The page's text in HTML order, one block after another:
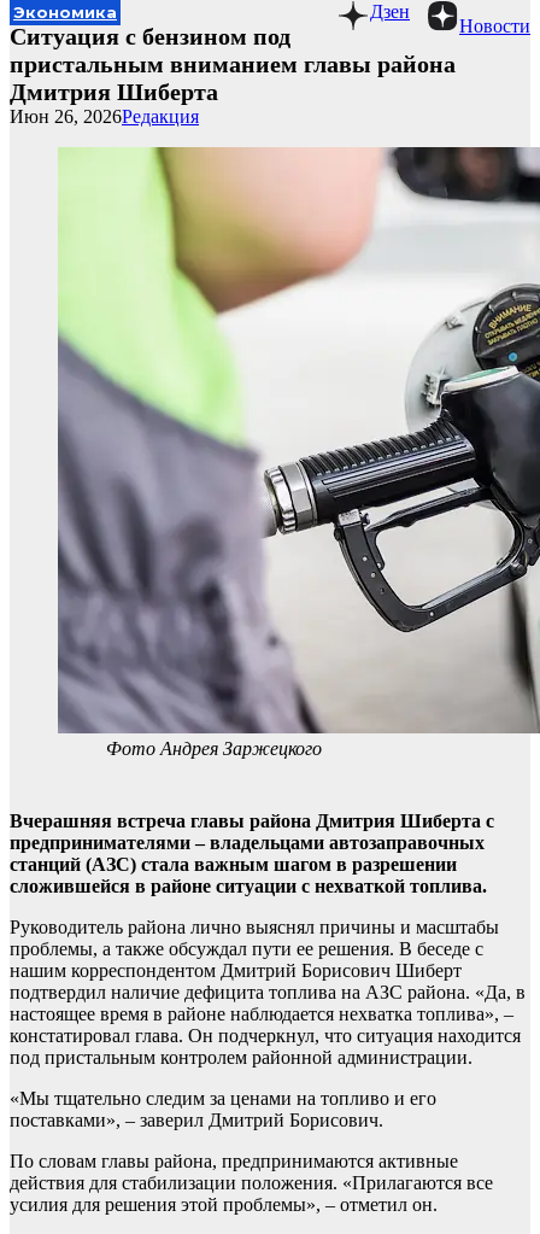
Новости
Дзен
Экономика
Ситуация с бензином под
пристальным вниманием главы района
Дмитрия Шиберта
Редакция
Июн 26, 2026
Фото Андрея Заржецкого
Вчерашняя встреча главы района Дмитрия Шиберта с
предпринимателями – владельцами автозаправочных
станций (АЗС) стала важным шагом в разрешении
сложившейся в районе ситуации с нехваткой топлива.
Руководитель района лично выяснял причины и масштабы
проблемы, а также обсуждал пути ее решения. В беседе с
нашим корреспондентом Дмитрий Борисович Шиберт
подтвердил наличие дефицита топлива на АЗС района. «Да, в
настоящее время в районе наблюдается нехватка топлива», –
констатировал глава. Он подчеркнул, что ситуация находится
под пристальным контролем районной администрации.
«Мы тщательно следим за ценами на топливо и его
поставками», – заверил Дмитрий Борисович.
По словам главы района, предпринимаются активные
действия для стабилизации положения. «Прилагаются все
усилия для решения этой проблемы», – отметил он.